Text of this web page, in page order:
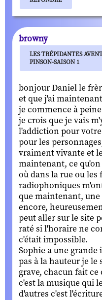
browny
LES TRÉPIDANTES
PINSON-SAISON 1
bonjour Daniel le
et que j'ai
je commence à
je crois que je vais
l'addiction pour
pour les
vraiment vivante et
maintenant, ce
où dans la rue ou
radiophoniques
que maintenant, une
encore,
peut aller sur le site
raté si l'horaire ne
c'était impossible.
Sophie a une
pas à la hauteur je le
grave, chacun fait
c'est la musique qui
d'autres c'est